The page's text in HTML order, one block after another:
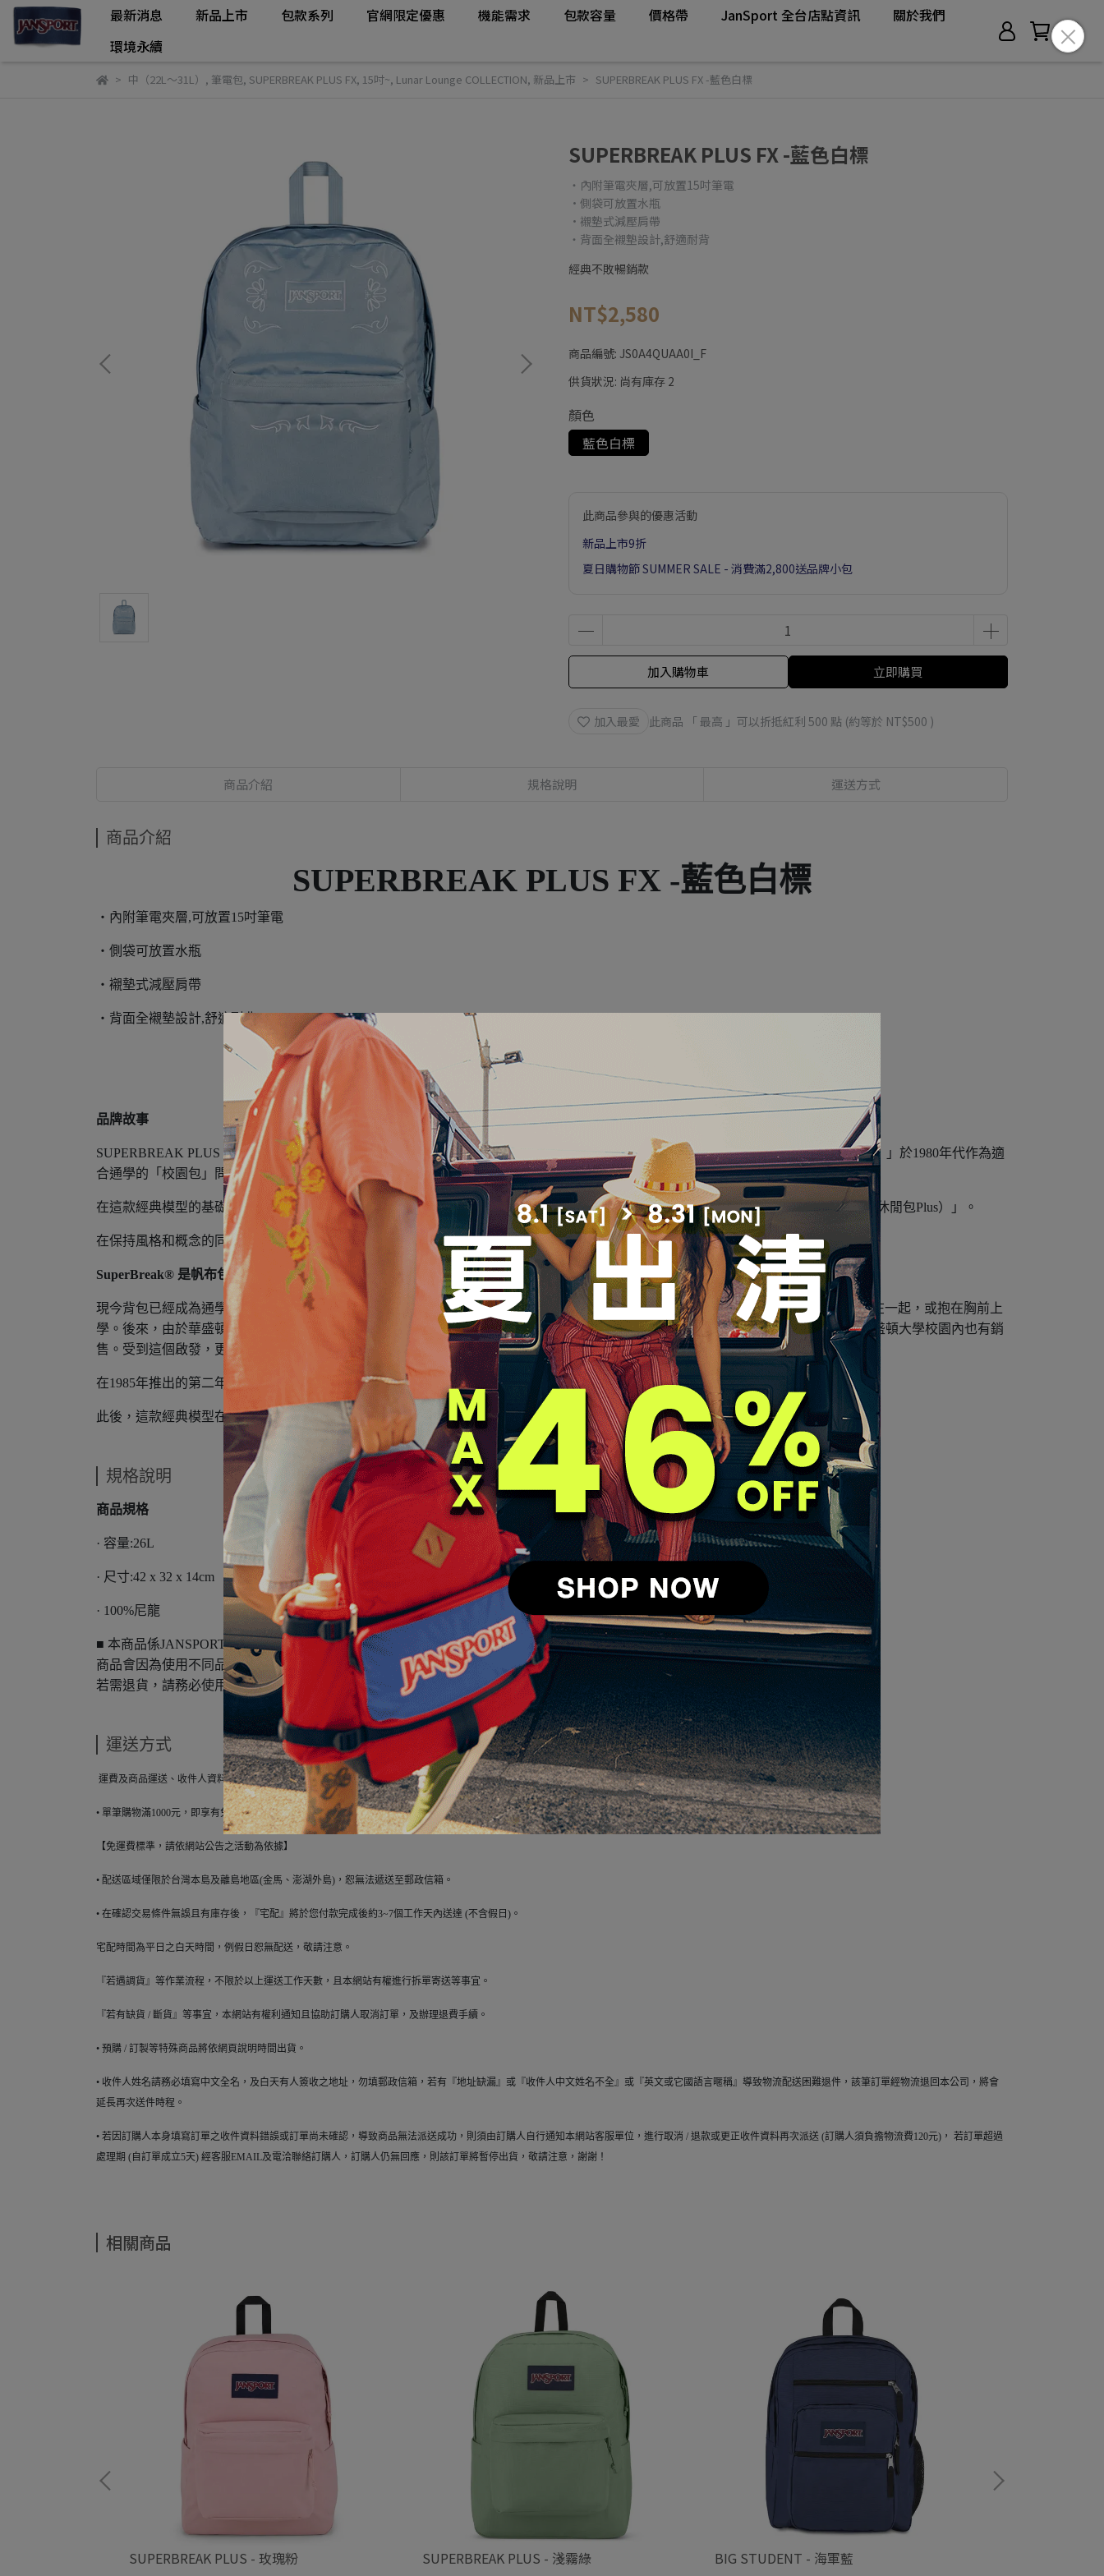
最新消息 新品上市 包款系列 官網限定優惠 機能需求 包款容量 價格帶 JanSport 全台店點資訊
關於我們
環境永續
中（22L～31L） , 筆電包, SUPERBREAK PLUS FX, 15吋~, Lunar Lounge COLLECTION, 新品上市 SUPERBREAK PLUS FX -藍色白標
SUPERBREAK PLUS FX -藍色白標
・內附筆電夾層,可放置15吋筆電
·側袋可放置水瓶
·襯墊式減壓肩帶
・背面全襯墊設計,舒適耐背
經典不敗暢銷款
NT$2,580
商品編號: JS0A4QUAA0I_F
供貨狀況: 尚有庫存 2
顏色
藍色白標
此商品參與的優惠活動
新品上市9折
夏日購物節 SUMMER SALE - 消費滿2,800送品牌小包
加入購物車 立即購買
加入最愛 此商品 「 最高 」可以折抵紅利 500 點 (約等於 NT$500 )
商品介紹 規格說明 運送方式
商品介紹
SUPERBREAK PLUS FX -藍色白標
・內附筆電夾層,可放置15吋筆電
・側袋可放置水瓶
・襯墊式減壓肩帶
・背面全襯墊設計,舒適耐背
品牌故事
SUPERBREAK PLUS 被稱為經典長銷產品，透過看不見的進化不斷發展。以簡約設計和高度通用性著稱的「SuperBreak®（超級休閒包）」於1980年代作為適
合通學的「校園包」問世，迅速在美國國內席捲市場。自此以來，這款包在不斷更新細節的同時，作為JANSPORT品牌標誌款廣受歡迎。
在這款經典模型的基礎上，增添了可容納水瓶和折疊傘的側袋，以及可放置15英寸筆記型電腦的插袋，這就是「SuperBreak® Plus（超級休閒包Plus）」。
在保持風格和概念的同時，透過增加現代生活方式所需的功能，使這款產品更加實用且富有吸引力，實現了經典款進化。
SuperBreak® 是帆布包的原點。
現今背包已經成為通學和通勤的普遍伴侶，但幾十年前，學生們並沒有將課本和筆記本放入包中攜帶的習慣，他們通常用書帶把書本綁在一起，或抱在胸前上
學。後來，由於華盛頓多雨，學生們開始使用JanSport生產的小型背包“ Ski & Hike”，這款背包帶有拉鍊，可以防止課本淋濕，並且在華盛頓大學校園內也有銷
售。受到這個啟發，更適合通學的「校園包」SuperBreak® 就此開發而成。
在1985年推出的第二年，SuperBreak® 就在全美銷售超過一萬件，成為暢銷產品。
此後，這款經典模型在年輕人中獲得了壓倒性的支持，至今已有30多年的歷史，依然廣受喜愛。
規格說明
商品規格
· 容量:26L
· 尺寸:42 x 32 x 14cm
· 100%尼龍
■ 本商品係JANSPORT正式授權販售之公司貨，請消費者放心購買。
商品會因為使用不同品牌螢幕以及解析度不同，造成圖片顏色呈現略有不同，請以出貨實品顏色為準。
若需退貨，請務必使用塑膠袋或紙袋進行簡易包裝，勿將膠帶、膠水等直接貼在紙箱上，退回商品如無外包裝，一律拒收。
運送方式
運費及商品運送、收件人資料注意事項：
• 單筆購物滿1000元，即享有免運費優惠。單筆購物未滿1000元 (999元以下)，單筆訂單將酌收120元物流費。
【免運費標準，請依網站公告之活動為依據】
• 配送區域僅限於台灣本島及離島地區(金馬、澎湖外島)，恕無法遞送至郵政信箱。
• 在確認交易條件無誤且有庫存後，『宅配』將於您付款完成後約3~7個工作天內送達 (不含假日)。
宅配時間為平日之白天時間，例假日恕無配送，敬請注意。
『若遇調貨』等作業流程，不限於以上運送工作天數，且本網站有權進行拆單寄送等事宜。
『若有缺貨 / 斷貨』等事宜，本網站有權利通知且協助訂購人取消訂單，及辦理退費手續。
• 預購 / 訂製等特殊商品將依網頁說明時間出貨。
• 收件人姓名請務必填寫中文全名，及白天有人簽收之地址，勿填郵政信箱，若有『地址缺漏』或『收件人中文姓名不全』或『英文或它國語言暱稱』導致物流配送困難退件，該筆訂單經物流退回本公司，將會
延長再次送件時程。
• 若因訂購人本身填寫訂單之收件資料錯誤或訂單尚未確認，導致商品無法派送成功，則須由訂購人自行通知本網站客服單位，進行取消 / 退款或更正收件資料再次派送 (訂購人須負擔物流費120元)， 若訂單超過
處理期 (自訂單成立5天) 經客服EMAIL及電洽聯絡訂購人，訂購人仍無回應，則該訂單將暫停出貨，敬請注意，謝謝！
相關商品
SUPERBREAK PLUS - 玫瑰粉 SUPERBREAK PLUS - 淺霧綠 BIG STUDENT - 海軍藍